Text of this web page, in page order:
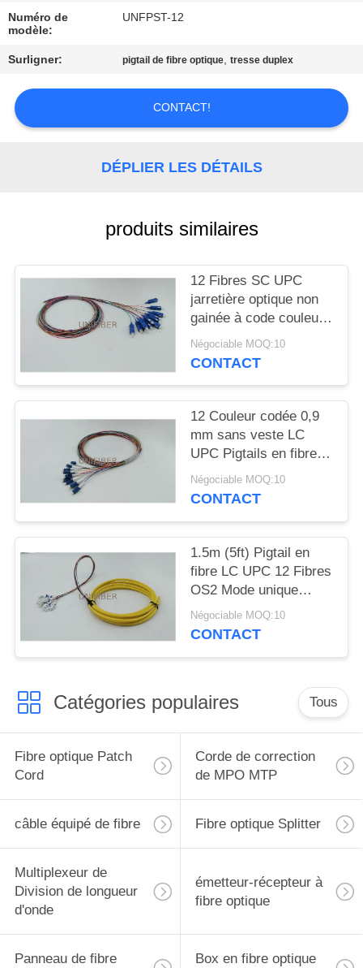
CONTACTEZ-
NOUS
NOUVELLES
DU
SITE
POLICY
Numéro de
modèle:
UNFPST-12
Surligner: pigtail de fibre optique,tresse duplex
CONTACT!
DÉPLIER LES DÉTAILS
produits similaires
12 Fibres SC UPC
jarretière optique non
gainée à code couleur
0.9mm 1m
Négociable MOQ:10
CONTACT
12 Couleur codée 0,9
mm sans veste LC
UPC Pigtails en fibre
OS2 Mode unique 1m
(3 pieds)
Négociable MOQ:10
CONTACT
1.5m (5ft) Pigtail en
fibre LC UPC 12 Fibres
OS2 Mode unique
0,9mm Fanout Jaune
Négociable MOQ:10
CONTACT
Catégories populaires Tous
Fibre optique Patch
Cord
Corde de correction
de MPO MTP
câble équipé de fibre Fibre optique Splitter
Multiplexeur de
Division de longueur
d'onde
émetteur-récepteur à
fibre optique
Panneau de fibre Box en fibre optique